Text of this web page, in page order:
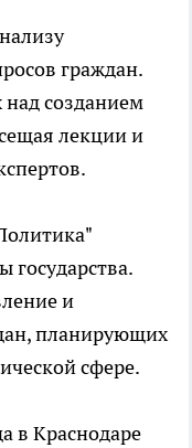
граждан.
над созданием
лекции и
государства.
и
планирующих
сфере.
в Краснодаре